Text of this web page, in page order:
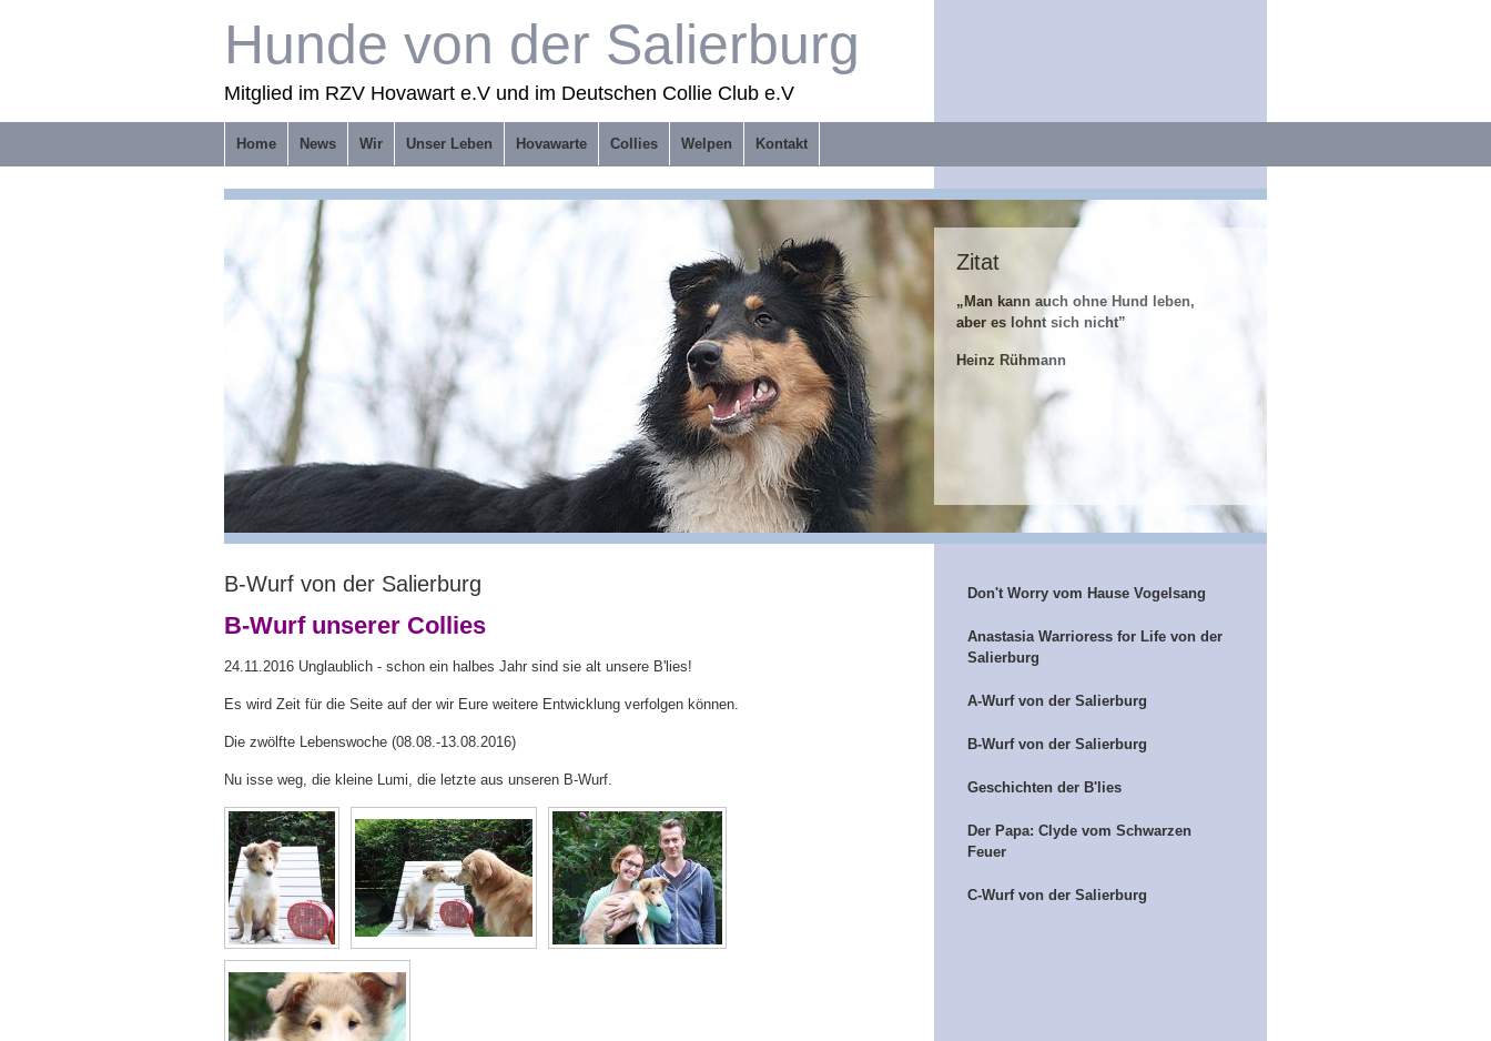
Hunde von der Salierburg
Mitglied im RZV Hovawart e.V und im Deutschen Collie Club e.V
Home News Wir Unser Leben Hovawarte Collies Welpen Kontakt
Zitat
„Man kann auch ohne Hund leben,
aber es lohnt sich nicht”
Heinz Rühmann
B-Wurf von der Salierburg
B-Wurf unserer Collies
24.11.2016 Unglaublich - schon ein halbes Jahr sind sie alt unsere B'lies!
Es wird Zeit für die Seite auf der wir Eure weitere Entwicklung verfolgen können.
Die zwölfte Lebenswoche (08.08.-13.08.2016)
Nu isse weg, die kleine Lumi, die letzte aus unseren B-Wurf.
Don't Worry vom Hause Vogelsang
Anastasia Warrioress for Life von der
Salierburg
A-Wurf von der Salierburg
B-Wurf von der Salierburg
Geschichten der B'lies
Der Papa: Clyde vom Schwarzen
Feuer
C-Wurf von der Salierburg